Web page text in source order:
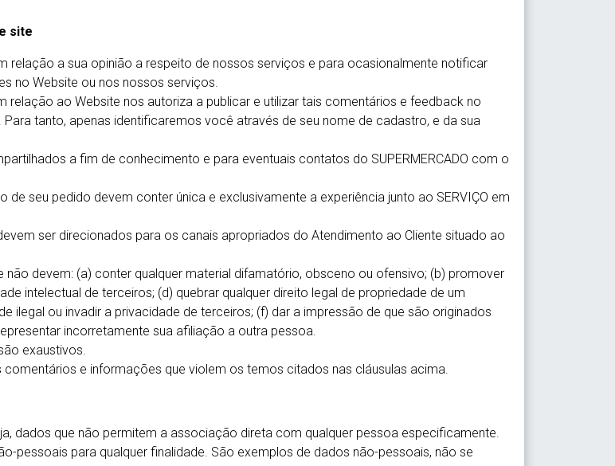
site
a sua opinião a respeito de nossos serviços e para ocasionalmente notificar
no Website ou nos nossos serviços.
ao Website nos autoriza a publicar e utilizar tais comentários e feedback no
tanto, apenas identificaremos você através de seu nome de cadastro, e da sua
a fim de conhecimento e para eventuais contatos do SUPERMERCADO com o
seu pedido devem conter única e exclusivamente a experiência junto ao SERVIÇO em
ser direcionados para os canais apropriados do Atendimento ao Cliente situado ao
devem: (a) conter qualquer material difamatório, obsceno ou ofensivo; (b) promover
intelectual de terceiros; (d) quebrar qualquer direito legal de propriedade de um
ilegal ou invadir a privacidade de terceiros; (f) dar a impressão de que são originados
incorretamente sua afiliação a outra pessoa.
exaustivos.
e informações que violem os temos citados nas cláusulas acima.
dados que não permitem a associação direta com qualquer pessoa especificamente.
pessoais para qualquer finalidade. São exemplos de dados não-pessoais, não se